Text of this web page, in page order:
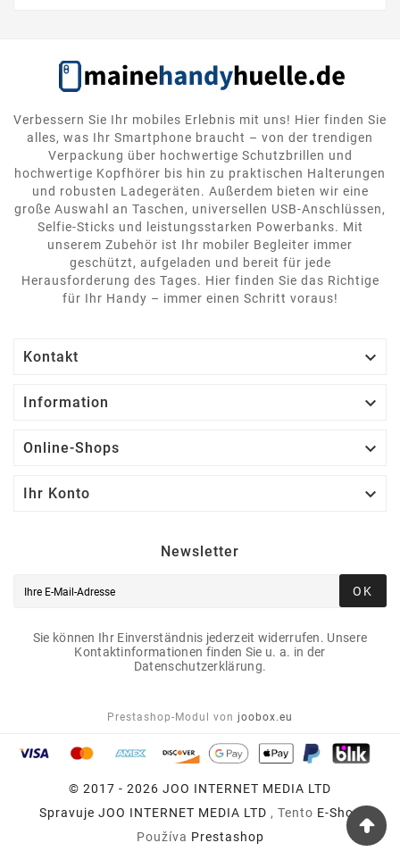
Verbessern Sie Ihr mobiles Erlebnis mit uns! Hier finden Sie
alles, was Ihr Smartphone braucht – von der trendigen
Verpackung über hochwertige Schutzbrillen und
hochwertige Kopfhörer bis hin zu praktischen Halterungen
und robusten Ladegeräten. Außerdem bieten wir eine
große Auswahl an Taschen, universellen USB-Anschlüssen,
Selfie-Sticks und leistungsstarken Powerbanks. Mit
unserem Zubehör ist Ihr mobiler Begleiter immer
geschützt, aufgeladen und bereit für jede
Herausforderung des Tages. Hier finden Sie das Richtige
für Ihr Handy – immer einen Schritt voraus!
Kontakt 
Information 
Online-Shops 
Ihr Konto 
Newsletter
OK
Sie können Ihr Einverständnis jederzeit widerrufen. Unsere
Kontaktinformationen finden Sie u. a. in der
Datenschutzerklärung.
Prestashop-Modul von joobox.eu
© 2017 - 2026 JOO INTERNET MEDIA LTD
Spravuje JOO INTERNET MEDIA LTD , Tento E-Shop
Používa Prestashop